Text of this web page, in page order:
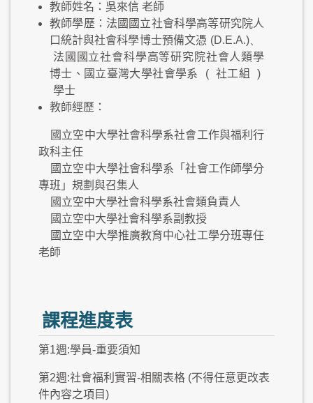
教師姓名：吳來信 老師
教師學歷：法國國立社會科學高等研究院人
口統計與社會科學博士預備文憑 (D.E.A.)、
法國國立社會科學高等研究院社會人類學
博士、國立臺灣大學社會學系
( 社工組
)
學士
教師經歷：
國立空中大學社會科學系社會工作與福利行
政科主任
國立空中大學社會科學系「社會工作師學分
專班」規劃與召集人
國立空中大學社會科學系社會類負責人
國立空中大學社會科學系副教授
國立空中大學推廣教育中心社工學分班專任
老師
課程進度表
第1週:學員-重要須知
第2週:社會福利實習-相關表格 (不得任意更改表
件內容之項目)